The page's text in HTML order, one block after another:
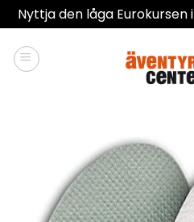
Nyttja den låga
content